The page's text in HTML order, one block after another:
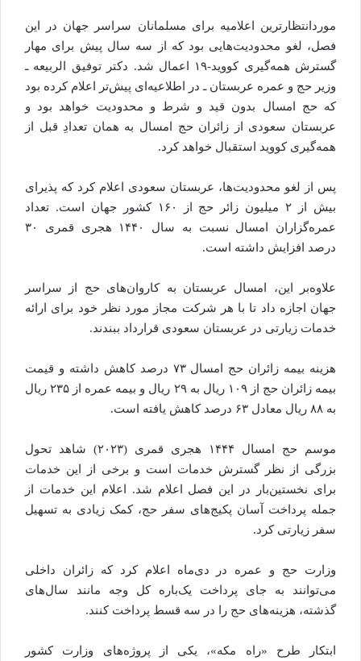
موردانتظارترین اعلامیه برای مسلمانان سراسر جهان در این
فصل، لغو محدودیت‌هایی بود که از سه سال پیش برای مهار
گسترش همه‌گیری کووید-۱۹ اعمال شد. دکتر توفیق الربیعه ـ
وزیر حج و عمره عربستان ـ در اطلاعیه‌ای پیش‌تر اعلام کرده بود
که حج امسال بدون قید و شرط و محدودیت خواهد بود و
عربستان سعودی از زائران حج امسال به همان تعدادِ قبل از
همه‌گیری کووید استقبال خواهد کرد.
پس از لغو محدودیت‌ها، عربستان سعودی اعلام کرد که پذیرای
بیش از ۲ میلیون زائر حج از ۱۶۰ کشور جهان است. تعداد
عمره‌گزاران امسال نسبت به سال ۱۴۴۰ هجری قمری ۳۰
درصد افزایش داشته است.
علاوه‌بر این، امسال عربستان به کاروان‌های حج از سراسر
جهان اجازه داد تا با هر شرکت مجاز مورد نظر خود برای ارائه
خدمات زیارتی در عربستان سعودی قرارداد ببندند.
هزینه بیمه زائران حج امسال ۷۳ درصد کاهش داشته و قیمت
بیمه زائران حج از ۱۰۹ ریال به ۲۹ ریال و بیمه عمره از ۲۳۵ ریال
به ۸۸ ریال معادل ۶۳ درصد کاهش یافته است.
موسم حج امسال ۱۴۴۴ هجری قمری (۲۰۲۳) شاهد تحول
بزرگی از نظر گسترش خدمات است و برخی از این خدمات
برای نخستین‌بار در این فصل اعلام شد. اعلام این خدمات از
جمله پرداخت آسان پکیج‌های سفر حج، کمک زیادی به تسهیل
سفر زیارتی کرد.
وزارت حج و عمره در دی‌ماه اعلام کرد که زائران داخلی
می‌توانند به جای پرداخت یک‌باره کل وجه مانند سال‌های
گذشته، هزینه‌های حج را در سه قسط پرداخت کنند.
ابتکار طرح «راه مکه»، یکی از پروژه‌های وزارت کشور